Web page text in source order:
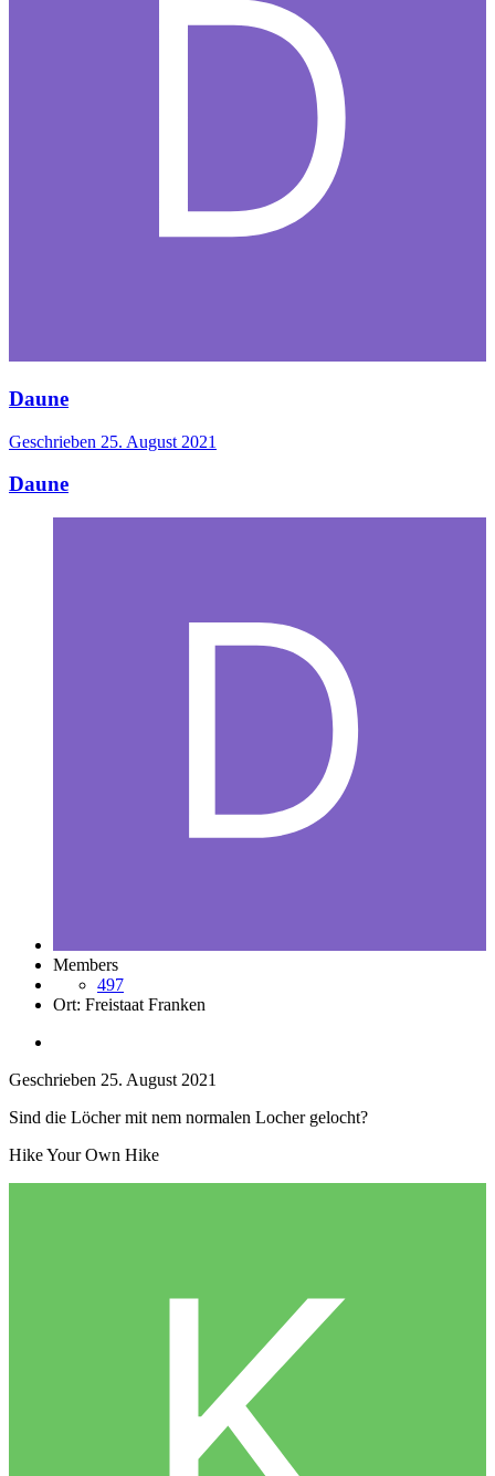
Daune
Geschrieben 25. August 2021
Daune
Members
497
Ort: Freistaat Franken
Geschrieben 25. August 2021
Sind die Löcher mit nem normalen Locher gelocht?
Hike Your Own Hike